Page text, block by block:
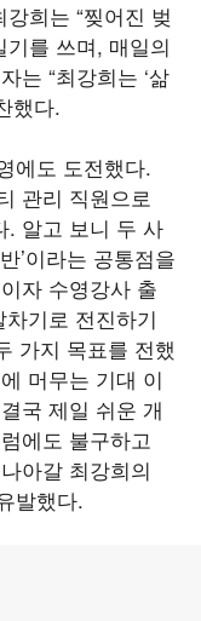
희는 “찢어진 벚
를 쓰며, 매일의
는 “최강희는 ‘삶
했다.
에도 도전했다.
관리 직원으로
. 알고 보니 두 사
’이라는 공통점을
자 수영강사 출
기로 전진하기
가지 목표를 전했
머무는 기대 이
국 제일 쉬운 개
에도 불구하고
아갈 최강희의
발했다.